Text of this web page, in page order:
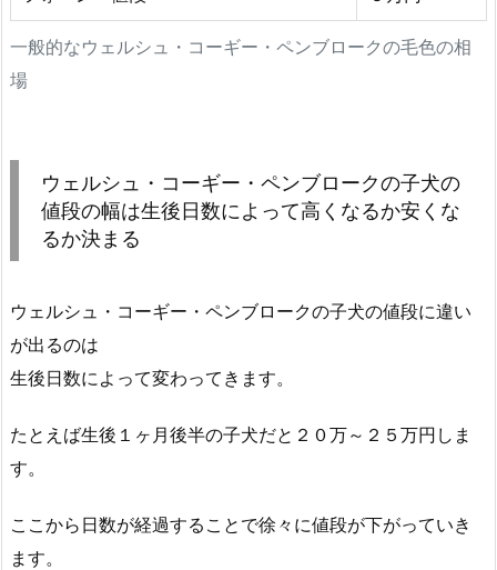
一般的なウェルシュ・コーギー・ペンブロークの毛色の相
場
ウェルシュ・コーギー・ペンブロークの子犬の
値段の幅は生後日数によって高くなるか安くな
るか決まる
ウェルシュ・コーギー・ペンブロークの子犬の値段に違い
が出るのは
生後日数によって変わってきます。
たとえば生後１ヶ月後半の子犬だと２０万～２５万円しま
す。
ここから日数が経過することで徐々に値段が下がっていき
ます。